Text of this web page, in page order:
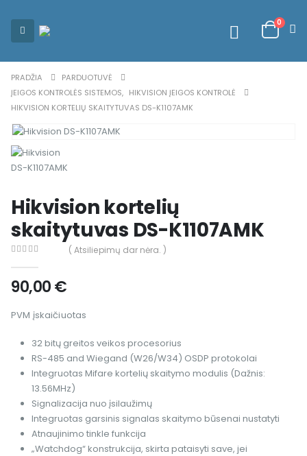
0
PRADŽIA
PARDUOTUVĖ
ĮEIGOS KONTROLĖS SISTEMOS, HIKVISION ĮEIGOS KONTROLĖ
HIKVISION KORTELIŲ SKAITYTUVAS DS-K1107AMK
Hikvision kortelių
skaitytuvas DS-K1107AMK
( Atsiliepimų dar nėra. )
90,00€
PVM įskaičiuotas
32 bitų greitos veikos procesorius
RS-485 and Wiegand (W26/W34) OSDP protokolai
Integruotas Mifare kortelių skaitymo modulis (Dažnis:
13.56MHz)
Signalizacija nuo įsilaužimų
Integruotas garsinis signalas skaitymo būsenai nustatyti
Atnaujinimo tinkle funkcija
„Watchdog“ konstrukcija, skirta pataisyti save, jei